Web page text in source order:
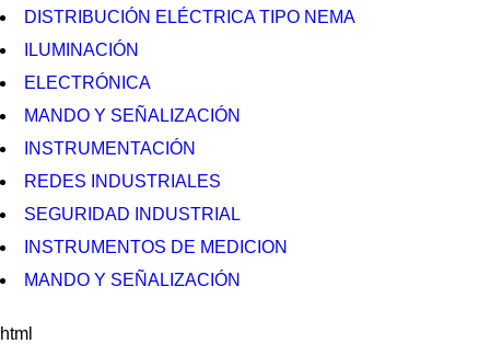
DISTRIBUCIÓN ELÉCTRICA TIPO NEMA
ILUMINACIÓN
ELECTRÓNICA
MANDO Y SEÑALIZACIÓN
INSTRUMENTACIÓN
REDES INDUSTRIALES
SEGURIDAD INDUSTRIAL
INSTRUMENTOS DE MEDICION
MANDO Y SEÑALIZACIÓN
html